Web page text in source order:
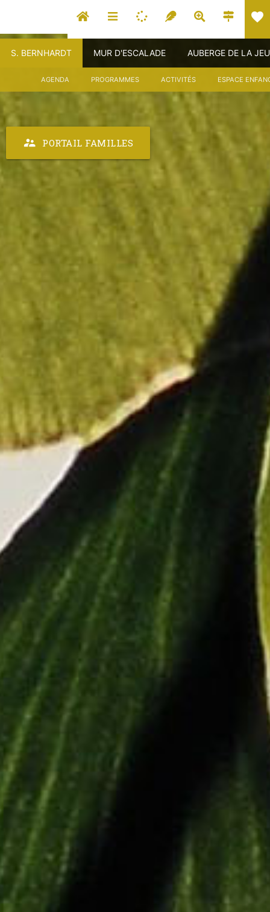
favorite
S. BERNHARDT MUR D'ESCALADE AUBERGE DE LA
AGENDA PROGRAMMES ACTIVITÉS ESPACE
supervisor_account PORTAIL FAMILLES